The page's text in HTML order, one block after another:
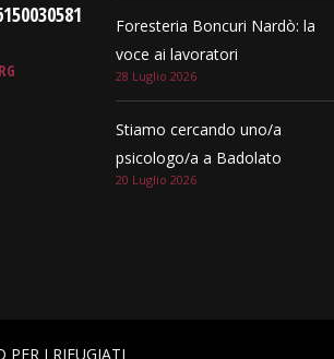
Foresteria Boncuri Nardò: la
voce ai lavoratori
28 Luglio 2026
Stiamo cercando uno/a
psicologo/a a Badolato
20 Luglio 2026
PER I RIFUGIATI